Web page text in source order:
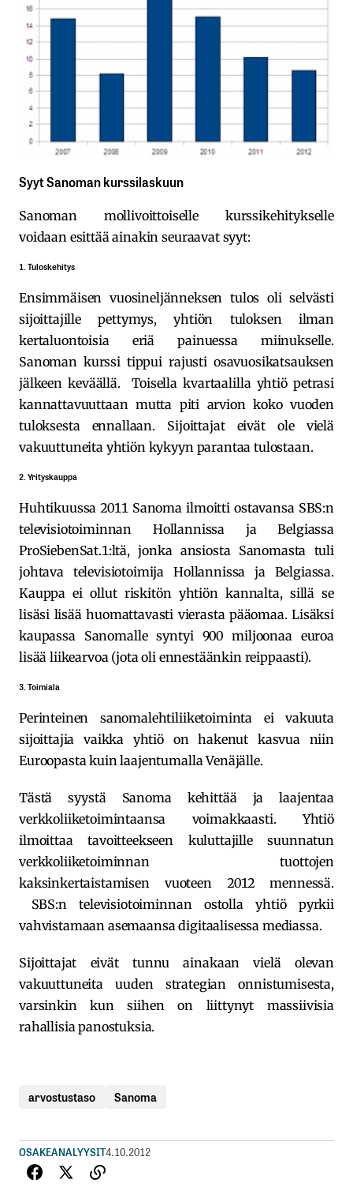
Syyt Sanoman kurssilaskuun
Sanoman mollivoittoiselle kurssikehitykselle
voidaan esittää ainakin seuraavat syyt:
1. Tuloskehitys
Ensimmäisen vuosineljänneksen tulos oli selvästi
sijoittajille pettymys, yhtiön tuloksen ilman
kertaluontoisia eriä painuessa miinukselle.
Sanoman kurssi tippui rajusti osavuosikatsauksen
jälkeen keväällä. Toisella kvartaalilla yhtiö petrasi
kannattavuuttaan mutta piti arvion koko vuoden
tuloksesta ennallaan. Sijoittajat eivät ole vielä
vakuuttuneita yhtiön kykyyn parantaa tulostaan.
2. Yrityskauppa
Huhtikuussa 2011 Sanoma ilmoitti ostavansa SBS:n
televisiotoiminnan Hollannissa ja Belgiassa
ProSiebenSat.1:ltä, jonka ansiosta Sanomasta tuli
johtava televisiotoimija Hollannissa ja Belgiassa.
Kauppa ei ollut riskitön yhtiön kannalta, sillä se
lisäsi lisää huomattavasti vierasta pääomaa. Lisäksi
kaupassa Sanomalle syntyi 900 miljoonaa euroa
lisää liikearvoa (jota oli ennestäänkin reippaasti).
3. Toimiala
Perinteinen sanomalehtiliiketoiminta ei vakuuta
sijoittajia vaikka yhtiö on hakenut kasvua niin
Euroopasta kuin laajentumalla Venäjälle.
Tästä syystä Sanoma kehittää ja laajentaa
verkkoliiketoimintaansa voimakkaasti. Yhtiö
ilmoittaa tavoitteekseen kuluttajille suunnatun
verkkoliiketoiminnan tuottojen
kaksinkertaistamisen vuoteen 2012 mennessä.
SBS:n televisiotoiminnan ostolla yhtiö pyrkii
vahvistamaan asemaansa digitaalisessa mediassa.
Sijoittajat eivät tunnu ainakaan vielä olevan
vakuuttuneita uuden strategian onnistumisesta,
varsinkin kun siihen on liittynyt massiivisia
rahallisia panostuksia.
arvostustaso Sanoma
OSAKEANALYYSIT4.10.2012